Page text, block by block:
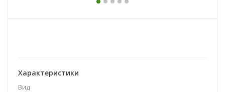
Характеристики
Вид